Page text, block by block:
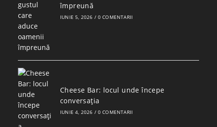
împreună
IUNIE 5, 2026 / 0 COMENTARII
Cheese Bar: locul unde începe
conversația
IUNIE 4, 2026 / 0 COMENTARII